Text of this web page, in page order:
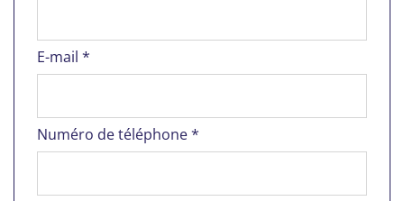
E-mail *
Numéro de téléphone *